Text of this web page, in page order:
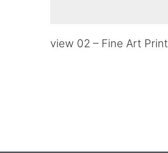
view 02 – Fine Art Print